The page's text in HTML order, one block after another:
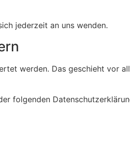
jederzeit an uns wenden.
werden. Das geschieht vor
folgenden